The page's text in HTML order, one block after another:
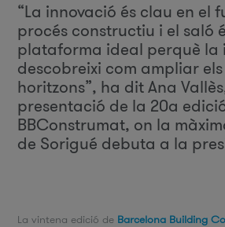
“La innovació és clau en el
procés constructiu i el saló
plataforma ideal perquè la
descobreixi com ampliar els
horitzons”, ha dit Ana
presentació de la 20a
BBConstrumat, on la
de Sorigué debuta a la
La vintena edició de Barcelona Building